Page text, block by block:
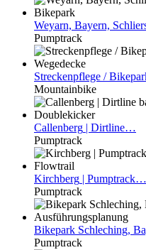
Weyarn, Bayern,
Pumptrack
Streckenpflege /
Mountainbike
Callenberg | Dirtline…
Pumptrack
Kirchberg | Pumptrack…
Pumptrack
Bikepark Schleching,
Pumptrack